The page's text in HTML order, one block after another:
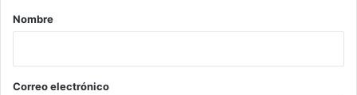
r
*
Nombre
Correo electrónico